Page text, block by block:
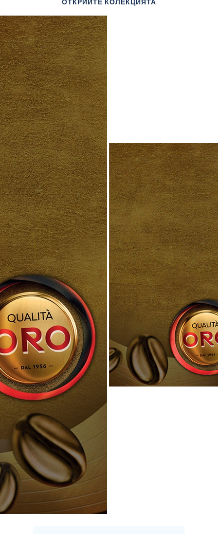
ОТКРИЙТЕ КОЛЕКЦИЯТА